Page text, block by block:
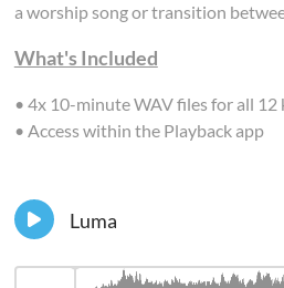
a worship song or transition
What's Included
• 4x 10-minute WAV files for all 12
• Access within the Playback app
Luma